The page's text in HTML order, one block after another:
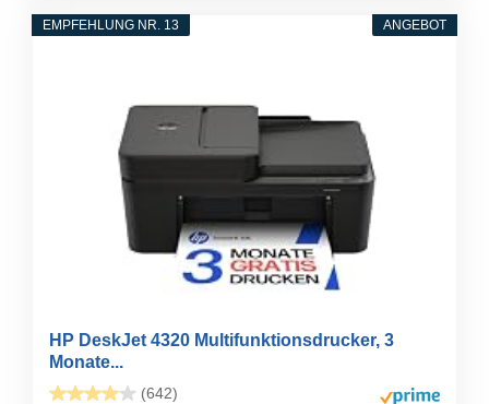
ANGEBOT
EMPFEHLUNG NR. 13
HP DeskJet 4320 Multifunktionsdrucker, 3
Monate...
(642)